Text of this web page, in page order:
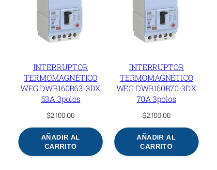
INTERRUPTOR
TERMOMAGNÉTICO
WEG DWB160B63-3DX
63A 3polos
$2,100.00
AÑADIR AL
CARRITO
INTERRUPTOR
TERMOMAGNÉTICO
WEG DWB160B70-3DX
70A 3polos
$2,100.00
AÑADIR AL
CARRITO